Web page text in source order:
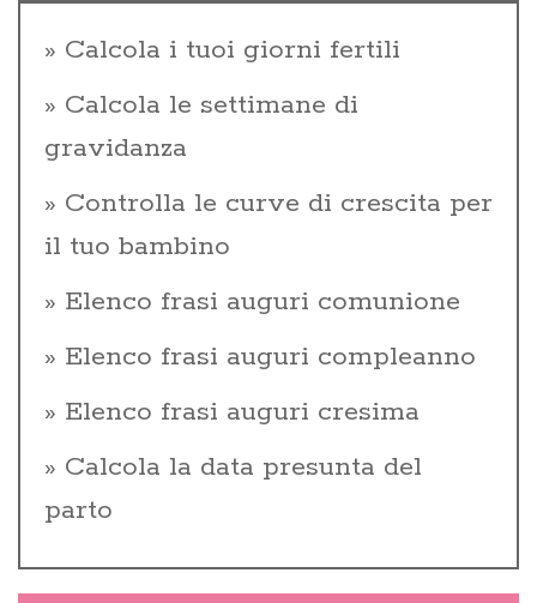
Calcola i tuoi giorni fertili
Calcola le settimane di
gravidanza
Controlla le curve di crescita per
il tuo bambino
Elenco frasi auguri comunione
Elenco frasi auguri compleanno
Elenco frasi auguri cresima
Calcola la data presunta del
parto